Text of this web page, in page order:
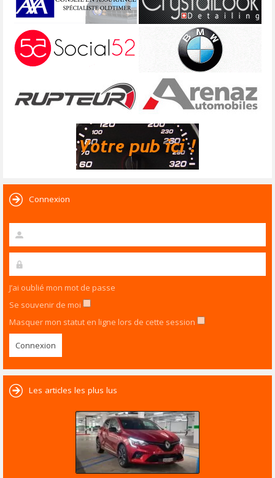
Connexion
J’ai oublié mon mot de passe
Se souvenir de moi
Masquer mon statut en ligne lors de cette session
Les articles les plus lus